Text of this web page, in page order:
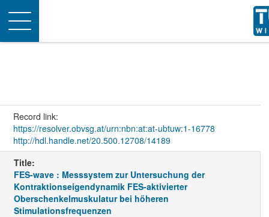
Toggle
navigation
Record link:
https://resolver.obvsg.at/urn:nbn:at:at-ubtuw:1-16778
http://hdl.handle.net/20.500.12708/14189
Title:
FES-wave : Messsystem zur Untersuchung der
Kontraktionseigendynamik FES-aktivierter
Oberschenkelmuskulatur bei höheren
Stimulationsfrequenzen